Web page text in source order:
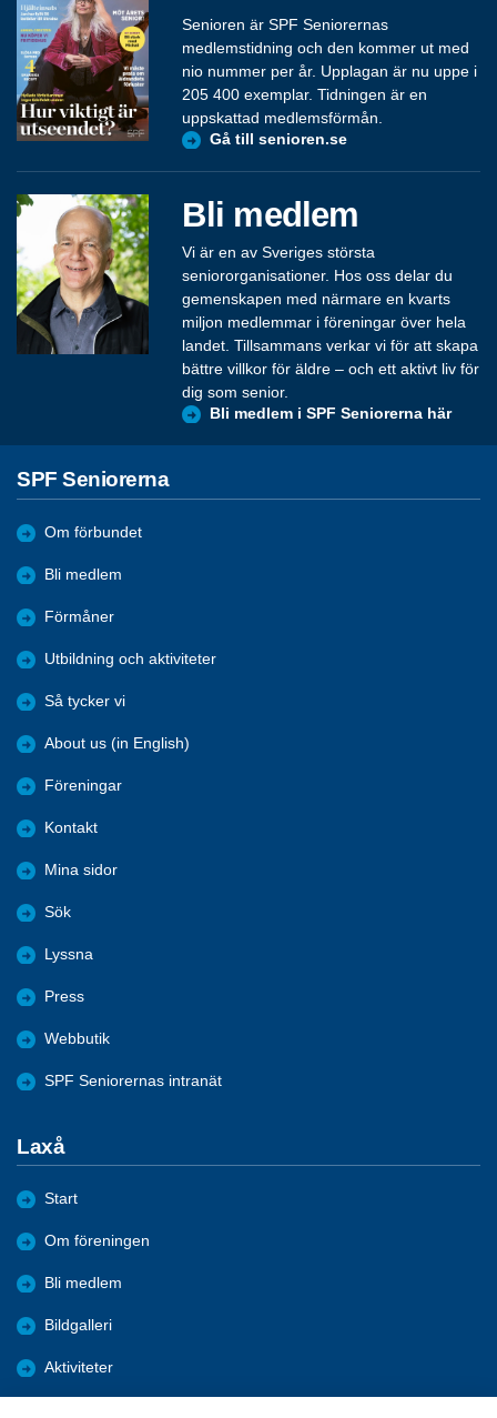
Senioren är SPF Seniorernas
medlemstidning och den kommer ut med
nio nummer per år. Upplagan är nu uppe i
205 400 exemplar. Tidningen är en
uppskattad medlemsförmån.
Gå till senioren.se
Bli medlem
Vi är en av Sveriges största
seniororganisationer. Hos oss delar du
gemenskapen med närmare en kvarts
miljon medlemmar i föreningar över hela
landet. Tillsammans verkar vi för att skapa
bättre villkor för äldre – och ett aktivt liv för
dig som senior.
Bli medlem i SPF Seniorerna här
SPF Seniorerna
Om förbundet
Bli medlem
Förmåner
Utbildning och aktiviteter
Så tycker vi
About us (in English)
Föreningar
Kontakt
Mina sidor
Sök
Lyssna
Press
Webbutik
SPF Seniorernas intranät
Laxå
Start
Om föreningen
Bli medlem
Bildgalleri
Aktiviteter